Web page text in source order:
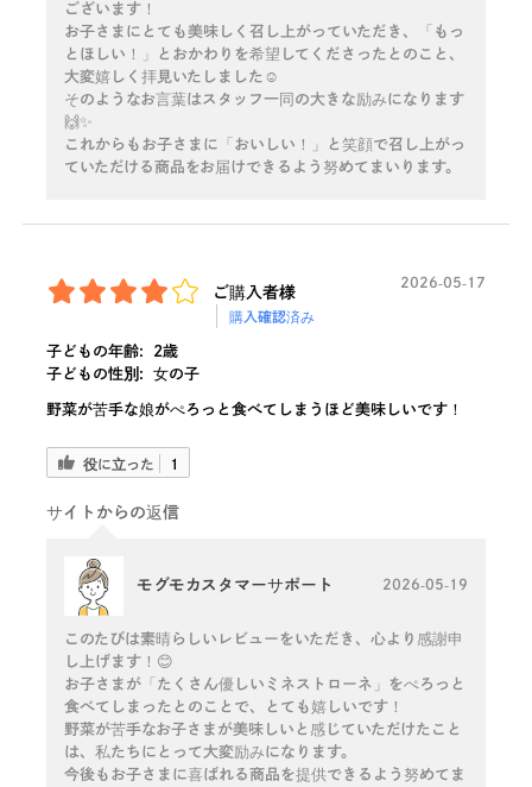
ございます！
お子さまにとても美味しく召し上がっていただき、「もっ
とほしい！」とおかわりを希望してくださったとのこと、
大変嬉しく拝見いたしました☺️
そのようなお言葉はスタッフ一同の大きな励みになります
🙌✨
これからもお子さまに「おいしい！」と笑顔で召し上がっ
ていただける商品をお届けできるよう努めてまいります。
ご購入者様
購入確認済み
2026-05-17
子どもの年齢:
2歳
子どもの性別:
女の子
野菜が苦手な娘がぺろっと食べてしまうほど美味しいです！
役に立った 1
サイトからの返信
モグモカスタマーサポート 2026-05-19
このたびは素晴らしいレビューをいただき、心より感謝申
し上げます！😊
お子さまが「たくさん優しいミネストローネ」をぺろっと
食べてしまったとのことで、とても嬉しいです！
野菜が苦手なお子さまが美味しいと感じていただけたこと
は、私たちにとって大変励みになります。
今後もお子さまに喜ばれる商品を提供できるよう努めてま